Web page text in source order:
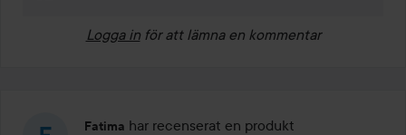
Logga in för att lämna en kommentar
Fatima har recenserat en produkt